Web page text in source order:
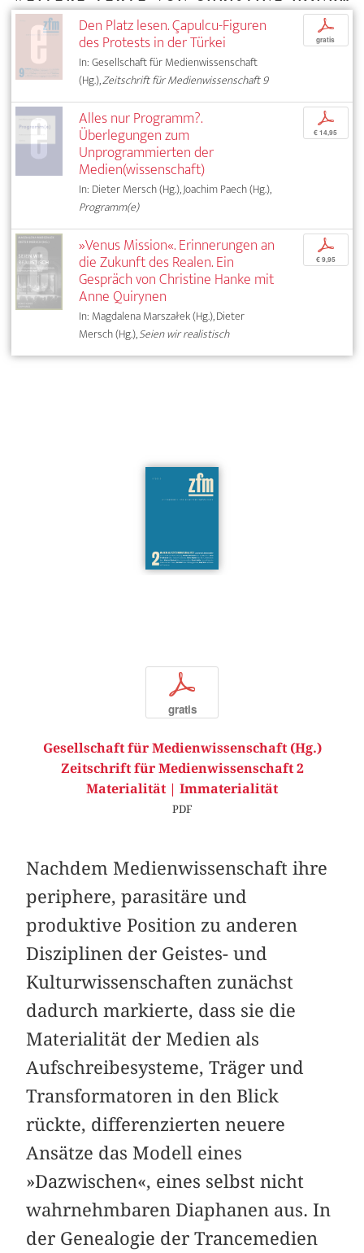
Den Platz lesen. Çapulcu-Figuren
des Protests in der Türkei
In: Gesellschaft für Medienwissenschaft
(Hg.),Zeitschrift für Medienwissenschaft 9
p
gratis
Alles nur Programm?.
Überlegungen zum
Unprogrammierten der
Medien(wissenschaft)
In: Dieter Mersch (Hg.), Joachim Paech (Hg.),
Programm(e)
p
€ 14,95
»Venus Mission«. Erinnerungen an
die Zukunft des Realen. Ein
Gespräch von Christine Hanke mit
Anne Quirynen
In: Magdalena Marszałek (Hg.), Dieter
Mersch (Hg.),Seien wir realistisch
p
€ 9,95
p
gratis
Gesellschaft für Medienwissenschaft (Hg.)
Zeitschrift für Medienwissenschaft 2
Materialität | Immaterialität
PDF
Nachdem Medienwissenschaft ihre
periphere, parasitäre und
produktive Position zu anderen
Disziplinen der Geistes- und
Kulturwissenschaften zunächst
dadurch markierte, dass sie die
Materialität der Medien als
Aufschreibesysteme, Träger und
Transformatoren in den Blick
rückte, differenzierten neuere
Ansätze das Modell eines
»Dazwischen«, eines selbst nicht
wahrnehmbaren Diaphanen aus. In
der Genealogie der Trancemedien